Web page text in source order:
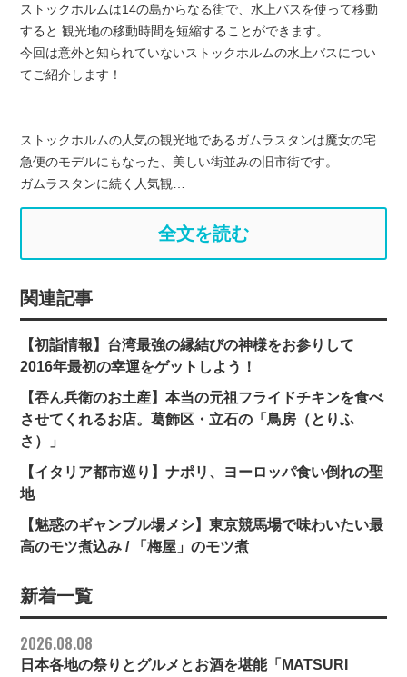
ストックホルムは14の島からなる街で、水上バスを使って移動
すると 観光地の移動時間を短縮することができます。
今回は意外と知られていないストックホルムの水上バスについ
てご紹介します！
ストックホルムの人気の観光地であるガムラスタンは魔女の宅
急便のモデルにもなった、美しい街並みの旧市街です。
ガムラスタンに続く人気観…
全文を読む
関連記事
【初詣情報】台湾最強の縁結びの神様をお参りして
2016年最初の幸運をゲットしよう！
【吞ん兵衛のお土産】本当の元祖フライドチキンを食べ
させてくれるお店。葛飾区・立石の「鳥房（とりふ
さ）」
【イタリア都市巡り】ナポリ、ヨーロッパ食い倒れの聖
地
【魅惑のギャンブル場メシ】東京競馬場で味わいたい最
高のモツ煮込み / 「梅屋」のモツ煮
新着一覧
2026.08.08
日本各地の祭りとグルメとお酒を堪能「MATSURI